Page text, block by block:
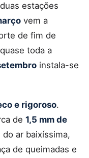
estações
vem a
de fim de
toda a
instala-se
e rigoroso.
de 1,5 mm de
ar baixíssima,
de queimadas e